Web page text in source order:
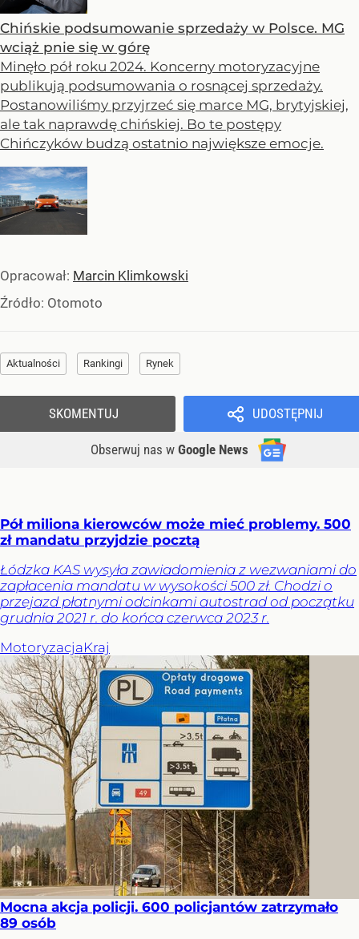
Chińskie podsumowanie sprzedaży w Polsce. MG
wciąż pnie się w górę
Minęło pół roku 2024. Koncerny motoryzacyjne
publikują podsumowania o rosnącej sprzedaży.
Postanowiliśmy przyjrzeć się marce MG, brytyjskiej,
ale tak naprawdę chińskiej. Bo te postępy
Chińczyków budzą ostatnio największe emocje.
Opracował: Marcin Klimkowski
Źródło: Otomoto
Aktualności Rankingi Rynek
UDOSTĘPNIJ
Obserwuj nas w Google News
SKOMENTUJ
Pół miliona kierowców może mieć problemy. 500
zł mandatu przyjdzie pocztą
Łódzka KAS wysyła zawiadomienia z wezwaniami do
zapłacenia mandatu w wysokości 500 zł. Chodzi o
przejazd płatnymi odcinkami autostrad od początku
grudnia 2021 r. do końca czerwca 2023 r.
MotoryzacjaKraj
Mocna akcja policji. 600 policjantów zatrzymało
89 osób